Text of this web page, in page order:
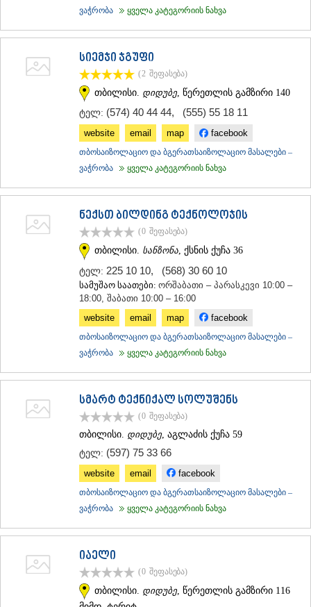
ვაჭრობა
ყველა კატეგორიის ნახვა
სიემჯი ჯგუფი
(2 შეფასება)
თბილისი. დიდუბე , წერეთლის გამზირი 140
ტელ: (574) 40 44 44, (555) 55 18 11
website email map facebook
თბოსაიზოლაციო და ბგერათსაიზოლაციო მასალები –
ვაჭრობა
ყველა კატეგორიის ნახვა
ნექსთ ბილდინგ ტექნოლოჯის
(0 შეფასება)
თბილისი. სანზონა , ქსნის ქუჩა 36
ტელ: 225 10 10, (568) 30 60 10
სამუშაო საათები: ორშაბათი – პარასკევი 10:00 –
18:00, შაბათი 10:00 – 16:00
website
email map facebook
თბოსაიზოლაციო და ბგერათსაიზოლაციო მასალები –
ვაჭრობა
ყველა კატეგორიის ნახვა
სმარტ ტექნიქალ სოლუშენს
(0 შეფასება)
თბილისი. დიდუბე , აგლაძის ქუჩა 59
ტელ: (597) 75 33 66
website email facebook
თბოსაიზოლაციო და ბგერათსაიზოლაციო მასალები –
ვაჭრობა
ყველა კატეგორიის ნახვა
იაელი
(0 შეფასება)
თბილისი. დიდუბე , წერეთლის გამზირი 116